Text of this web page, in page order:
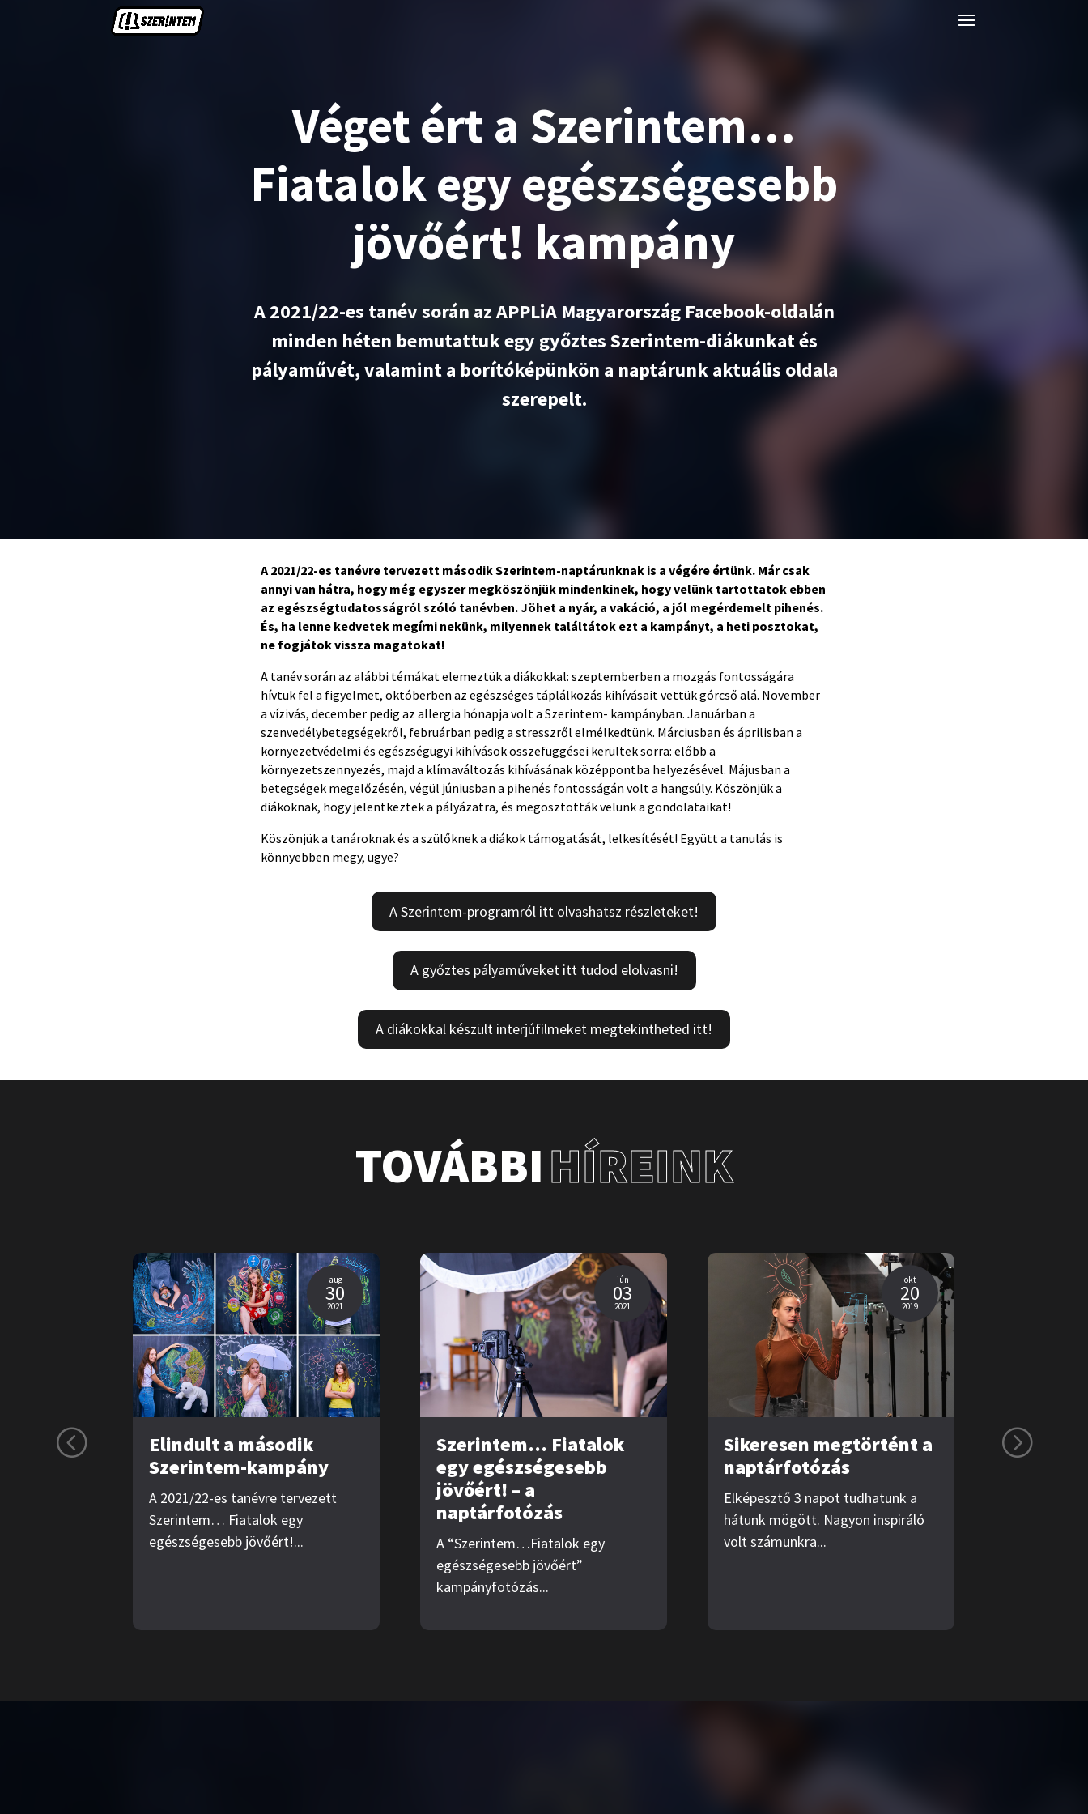
Véget ért a Szerintem…
Fiatalok egy egészségesebb
jövőért! kampány
A 2021/22-es tanév során az APPLiA Magyarország Facebook-oldalán
minden héten bemutattuk egy győztes Szerintem-diákunkat és
pályaművét, valamint a borítóképünkön a naptárunk aktuális oldala
szerepelt.
A 2021/22-es tanévre tervezett második Szerintem-naptárunknak is a végére értünk. Már csak
annyi van hátra, hogy még egyszer megköszönjük mindenkinek, hogy velünk tartottatok ebben
az egészségtudatosságról szóló tanévben. Jöhet a nyár, a vakáció, a jól megérdemelt pihenés.
És, ha lenne kedvetek megírni nekünk, milyennek találtátok ezt a kampányt, a heti posztokat,
ne fogjátok vissza magatokat!
A tanév során az alábbi témákat elemeztük a diákokkal: szeptemberben a mozgás fontosságára
hívtuk fel a figyelmet, októberben az egészséges táplálkozás kihívásait vettük górcső alá. November
a vízivás, december pedig az allergia hónapja volt a Szerintem- kampányban. Januárban a
szenvedélybetegségekről, februárban pedig a stresszről elmélkedtünk. Márciusban és áprilisban a
környezetvédelmi és egészségügyi kihívások összefüggései kerültek sorra: előbb a
környezetszennyezés, majd a klímaváltozás kihívásának középpontba helyezésével. Májusban a
betegségek megelőzésén, végül júniusban a pihenés fontosságán volt a hangsúly. Köszönjük a
diákoknak, hogy jelentkeztek a pályázatra, és megosztották velünk a gondolataikat!
Köszönjük a tanároknak és a szülőknek a diákok támogatását, lelkesítését! Együtt a tanulás is
könnyebben megy, ugye?
A Szerintem-programról itt olvashatsz részleteket!
A győztes pályaműveket itt tudod elolvasni!
A diákokkal készült interjúfilmeket megtekintheted itt!
TOVÁBBIHÍREINK
aug
30
2021
Elindult a második
Szerintem-kampány
A 2021/22-es tanévre tervezett
Szerintem… Fiatalok egy
egészségesebb jövőért!...
jún
03
2021
Szerintem… Fiatalok
egy egészségesebb
jövőért! – a
naptárfotózás
A “Szerintem…Fiatalok egy
egészségesebb jövőért”
kampányfotózás...
okt
20
2019
Sikeresen megtörtént a
naptárfotózás
Elképesztő 3 napot tudhatunk a
hátunk mögött. Nagyon inspiráló
volt számunkra...